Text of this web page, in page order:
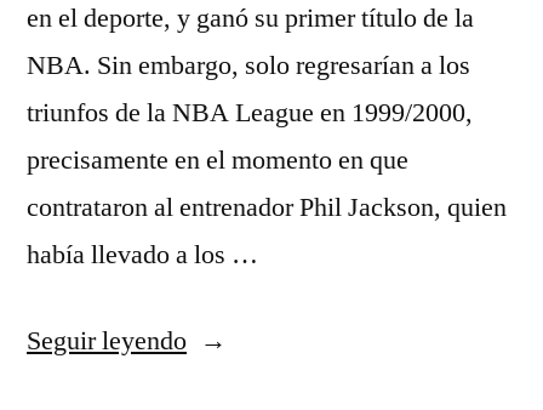
en el deporte, y ganó su primer título de la
NBA. Sin embargo, solo regresarían a los
triunfos de la NBA League en 1999/2000,
precisamente en el momento en que
contrataron al entrenador Phil Jackson, quien
había llevado a los …
Seguir leyendo«camisetas